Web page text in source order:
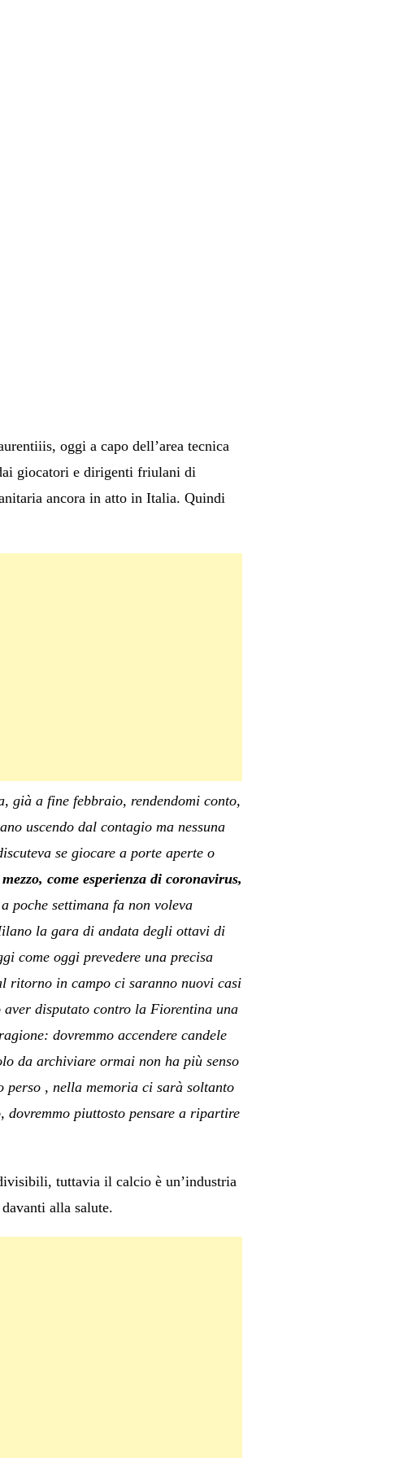
oggi a capo dell’area tecnica
giocatori e dirigenti friulani di
ancora in atto in Italia. Quindi
già a fine febbraio, rendendomi conto,
uscendo dal contagio ma nessuna
se giocare a porte aperte o
come esperienza di coronavirus,
settimana fa non voleva
la gara di andata degli ottavi di
come oggi prevedere una precisa
ritorno in campo ci saranno nuovi casi
disputato contro la Fiorentina una
dovremmo accendere candele
da archiviare ormai non ha più senso
, nella memoria ci sarà soltanto
piuttosto pensare a ripartire
tuttavia il calcio è un’industria
alla salute.